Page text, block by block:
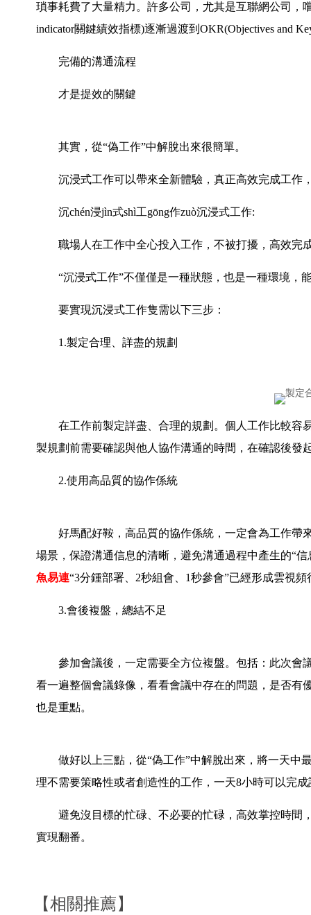
瑣事耗費了大量精力。許多公司，尤其是互聯網公司，
indicator關鍵績效指標)逐漸過渡到OKR(Objectives and
完備的溝通流程
才是提效的關鍵
其實，從“偽工作”中解脫出來很簡單。
沉浸式工作可以帶來全新體驗，真正高效完成工作
沉chén浸jìn式shì工gōng作zuò沉浸式工作:
職場人在工作中全心投入工作，不被打擾，高效完
“沉浸式工作”不僅僅是一種狀態，也是一種環境，
要實現沉浸式工作隻需以下三步：
1.製定合理、詳盡的規劃
在工作前製定詳盡、合理的規劃。個人工作比較容
製規劃前需要確認與他人協作溝通的時間，在確認後發
2.使用高品質的協作係統
好馬配好鞍，高品質的協作係統，一定會為工作帶
場景，保證溝通信息的清晰，避免溝通過程中產生的“
魚易連“3分鍾部署、2秒組會、1秒參會”已經形成雲視頻
3.會後複盤，總結不足
參加會議後，一定需要全方位複盤。包括：此次會
看一遍整個會議錄像，看看會議中存在的問題，是否有
也是重點。
做好以上三點，從“偽工作”中解脫出來，將一天中
理不需要策略性或者創造性的工作，一天8小時可以完
避免沒目標的忙碌、不必要的忙碌，高效掌控時間
實現翻番。
【相關推薦】